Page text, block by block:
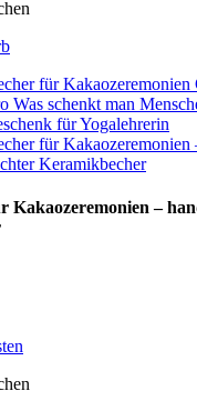
Kakaozeremonien –